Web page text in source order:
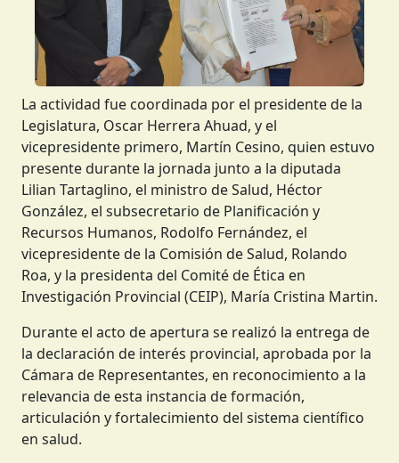
La actividad fue coordinada por el presidente de la
Legislatura, Oscar Herrera Ahuad, y el
vicepresidente primero, Martín Cesino, quien estuvo
presente durante la jornada junto a la diputada
Lilian Tartaglino, el ministro de Salud, Héctor
González, el subsecretario de Planificación y
Recursos Humanos, Rodolfo Fernández, el
vicepresidente de la Comisión de Salud, Rolando
Roa, y la presidenta del Comité de Ética en
Investigación Provincial (CEIP), María Cristina Martin.
Durante el acto de apertura se realizó la entrega de
la declaración de interés provincial, aprobada por la
Cámara de Representantes, en reconocimiento a la
relevancia de esta instancia de formación,
articulación y fortalecimiento del sistema científico
en salud.